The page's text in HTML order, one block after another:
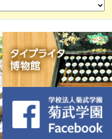
ビューティ学院